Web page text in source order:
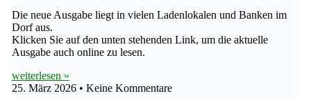
Die neue Ausgabe liegt in vielen Ladenlokalen und Banken im
Dorf aus.
Klicken Sie auf den unten stehenden Link, um die aktuelle
Ausgabe auch online zu lesen.
weiterlesen »
25. März 2026
Keine Kommentare